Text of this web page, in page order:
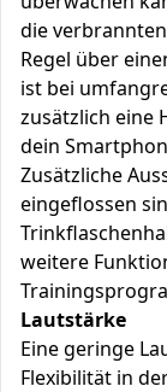
die
Regel über
ist bei
zusätzlich eine
dein
Zusätzliche
eingeflossen
weitere
Lautstärke
Eine geringe
Flexibilität in